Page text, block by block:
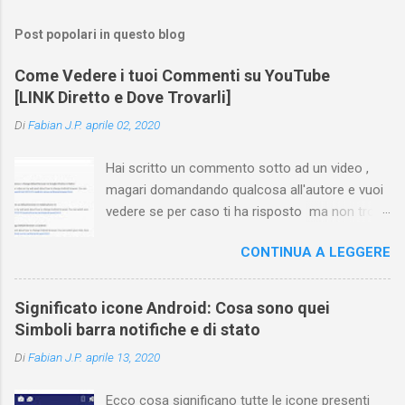
Post popolari in questo blog
Come Vedere i tuoi Commenti su YouTube
[LINK Diretto e Dove Trovarli]
DiFabian J.P. aprile 02, 2020
Hai scritto un commento sotto ad un video ,
magari domandando qualcosa all'autore e vuoi
vedere se per caso ti ha risposto ma non trovi
nessuna voce del tipo " cronologia commenti
YouTube " o cose simili? Vuoi sapere come
farlo sia se accedi dal tuo computer (PC/Mac)
oppure tramite smartphone (Android o iPhone)
trovare i propri commenti di YouTube , ossia
CONTINUA A LEGGERE
Significato icone Android: Cosa sono quei
Simboli barra notifiche e di stato
DiFabian J.P. aprile 13, 2020
Ecco cosa significano tutte le icone presenti